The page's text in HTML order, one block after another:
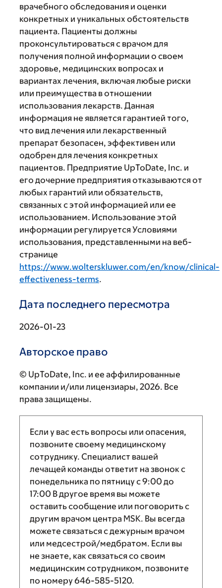
врачебного обследования и оценки
конкретных и уникальных обстоятельств
пациента. Пациенты должны
проконсультироваться с врачом для
получения полной информации о своем
здоровье, медицинских вопросах и
вариантах лечения, включая любые риски
или преимущества в отношении
использования лекарств. Данная
информация не является гарантией того,
что вид лечения или лекарственный
препарат безопасен, эффективен или
одобрен для лечения конкретных
пациентов. Предприятие UpToDate, Inc. и
его дочерние предприятия отказываются от
любых гарантий или обязательств,
связанных с этой информацией или ее
использованием. Использование этой
информации регулируется Условиями
использования, представленными на веб-
странице
https://www.wolterskluwer.com/en/know/clinical-
effectiveness-terms.
Дата последнего пересмотра
2026-01-23
Авторское право
© UpToDate, Inc. и ее аффилированные
компании и/или лицензиары, 2026. Все
права защищены.
Если у вас есть вопросы или опасения,
позвоните своему медицинскому
сотруднику. Специалист вашей
лечащей команды ответит на звонок с
понедельника по пятницу с9:00 до
17:00 В другое время вы можете
оставить сообщение или поговорить с
другим врачом центра MSK. Вы всегда
можете связаться с дежурным врачом
или медсестрой/медбратом. Если вы
не знаете, как связаться со своим
медицинским сотрудником, позвоните
по номеру646-585-5120.